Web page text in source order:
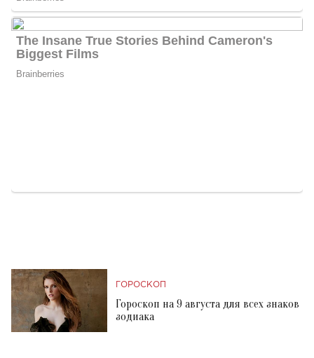
ГОРОСКОП
Гороскоп на 9 августа для всех знаков
зодиака